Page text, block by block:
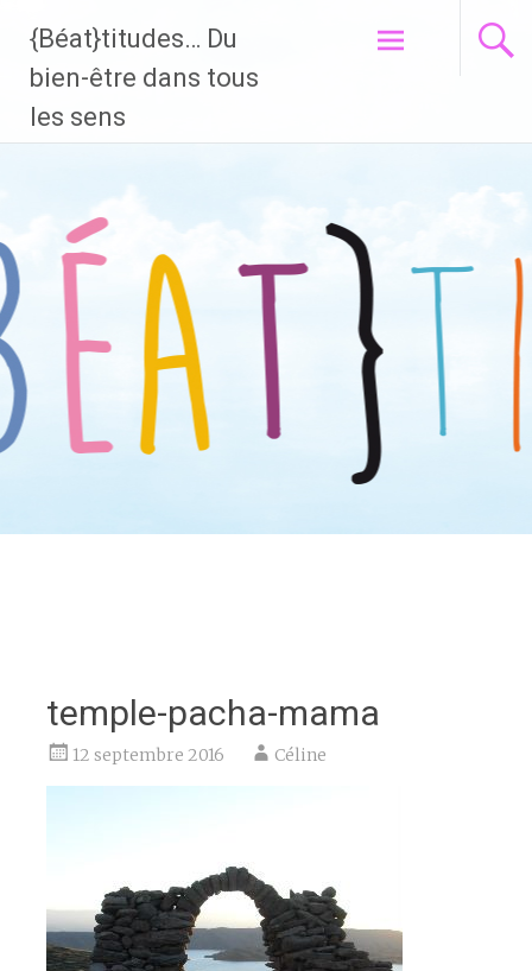
{Béat}titudes… Du
bien-être dans tous
les sens
temple-pacha-mama
12 septembre 2016 Céline